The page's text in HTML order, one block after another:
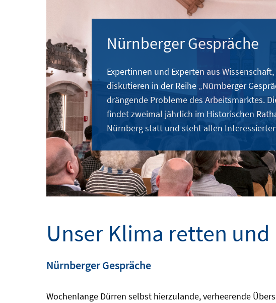
Nürnberger Gespräche
Expertinnen und Experten aus
diskutieren in der Reihe „Nürnberger
drängende Probleme des Arbeitsmarktes.
findet zweimal jährlich im Historischen
Nürnberg statt und steht allen
Unser Klima retten
Nürnberger Gespräche
Wochenlange Dürren selbst hierzulande, verheerende